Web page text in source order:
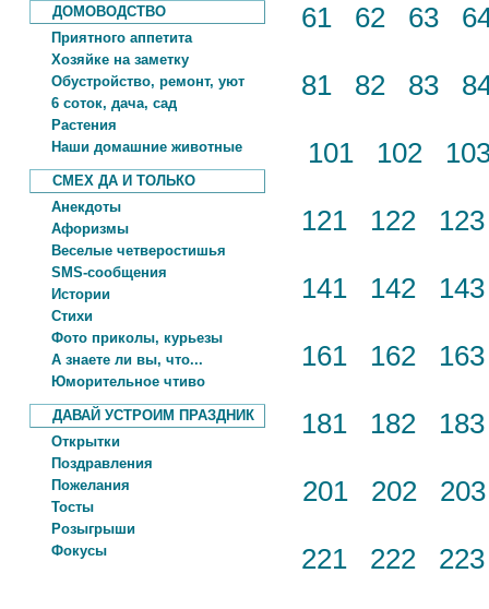
ДОМОВОДСТВО
Приятного аппетита
Хозяйке на заметку
Обустройство, ремонт, уют
6 соток, дача, сад
Растения
Наши домашние животные
СМЕХ ДА И ТОЛЬКО
Анекдоты
Афоризмы
Веселые четверостишья
SMS-сообщения
Истории
Стихи
Фото приколы, курьезы
А знаете ли вы, что...
Юморительное чтиво
ДАВАЙ УСТРОИМ ПРАЗДНИК
Открытки
Поздравления
Пожелания
Тосты
Розыгрыши
Фокусы
61 62 63
81 82 83
101 102
121 122
141 142
161 162
181 182
201 202
221 222